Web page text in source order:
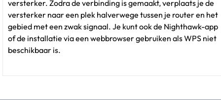
versterker. Zodra de verbinding is gemaakt, verplaats je de
versterker naar een plek halverwege tussen je router en het
gebied met een zwak signaal. Je kunt ook de Nighthawk-app
of de installatie via een webbrowser gebruiken als WPS niet
beschikbaar is.